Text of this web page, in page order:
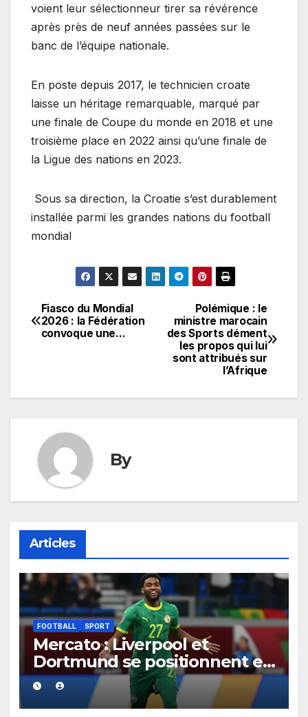
voient leur sélectionneur tirer sa révérence
après près de neuf années passées sur le
banc de l’équipe nationale.
En poste depuis 2017, le technicien croate
laisse un héritage remarquable, marqué par
une finale de Coupe du monde en 2018 et une
troisième place en 2022 ainsi qu’une finale de
la Ligue des nations en 2023.
Sous sa direction, la Croatie s’est durablement
installée parmi les grandes nations du football
mondial
Navigation
de
Polémique : le
ministre marocain
des Sports dément
les propos qui lui
sont attribués sur
l’Afrique
Fiasco du Mondial
2026 : la Fédération
convoque une…
By
Articles
FOOTBALL SPORT
Mercato : Liverpool et
Dortmund se positionnent en
favoris pour recruter Ibrahim
Mbaye